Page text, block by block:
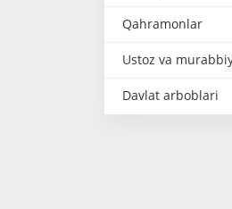
Qahramonlar
Ustoz va
Davlat arboblari